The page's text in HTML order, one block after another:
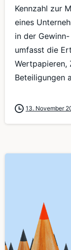
Kennzahl zur
eines
in der
umfasst die
Wertpapieren,
Beteiligungen
13. November